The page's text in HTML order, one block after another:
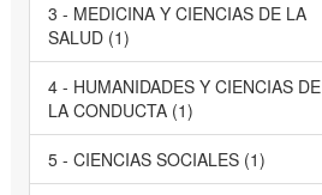
3 - MEDICINA Y CIENCIAS DE LA
SALUD (1)
4 - HUMANIDADES Y CIENCIAS DE
LA CONDUCTA (1)
5 - CIENCIAS SOCIALES (1)